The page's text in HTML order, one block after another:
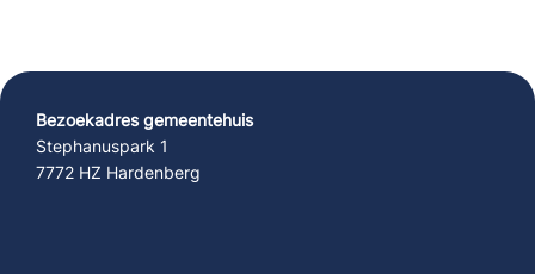
Bezoekadres gemeentehuis
Stephanuspark 1
7772 HZ Hardenberg